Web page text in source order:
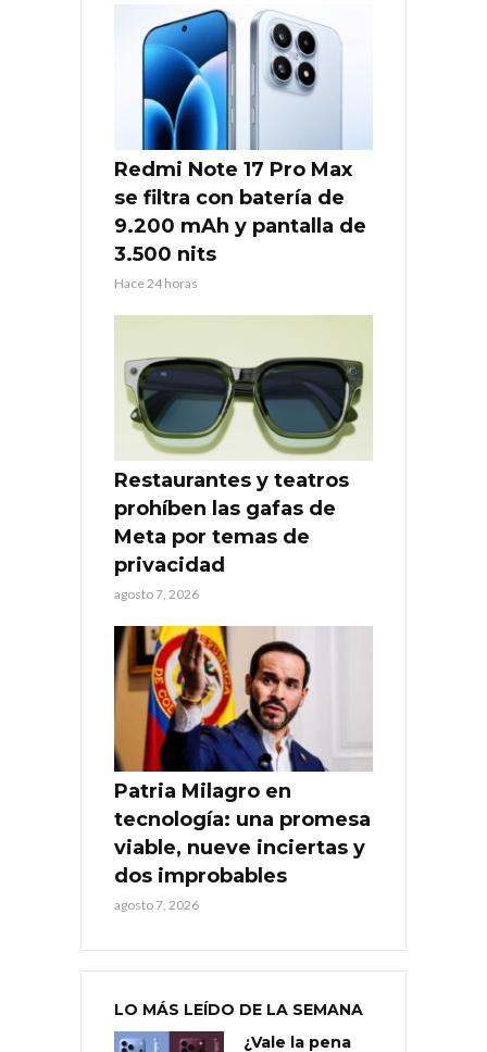
Redmi Note 17 Pro Max
se filtra con batería de
9.200 mAh y pantalla de
3.500 nits
Hace 24 horas
Restaurantes y teatros
prohíben las gafas de
Meta por temas de
privacidad
agosto 7, 2026
Patria Milagro en
tecnología: una promesa
viable, nueve inciertas y
dos improbables
agosto 7, 2026
LO MÁS LEÍDO DE LA SEMANA
¿Vale la pena